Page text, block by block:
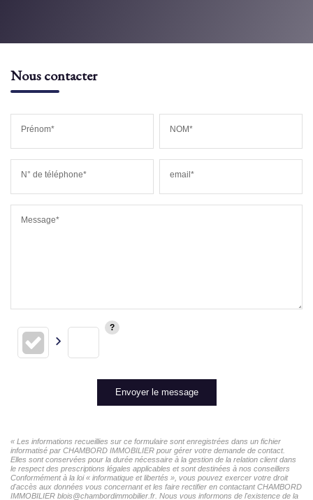
Nous contacter
Prénom* NOM*
N° de téléphone* email*
Message*
Envoyer le message
« Les informations recueillies sur ce formulaire sont enregistrées dans un fichier
informatisé par CHAMBORD IMMOBILIER pour gérer votre demande de contact.
Elles sont conservées pour la durée nécessaire à la gestion de la relation client dans
le respect des prescriptions légales applicables et sont destinées à nos conseillers
Conformément à la loi « informatique et libertés », vous pouvez exercer votre droit
d'accès aux données vous concernant et les faire rectifier en contactant CHAMBORD
IMMOBILIER blois@chambordimmobilier.fr. Nous vous informons de l'existence de la